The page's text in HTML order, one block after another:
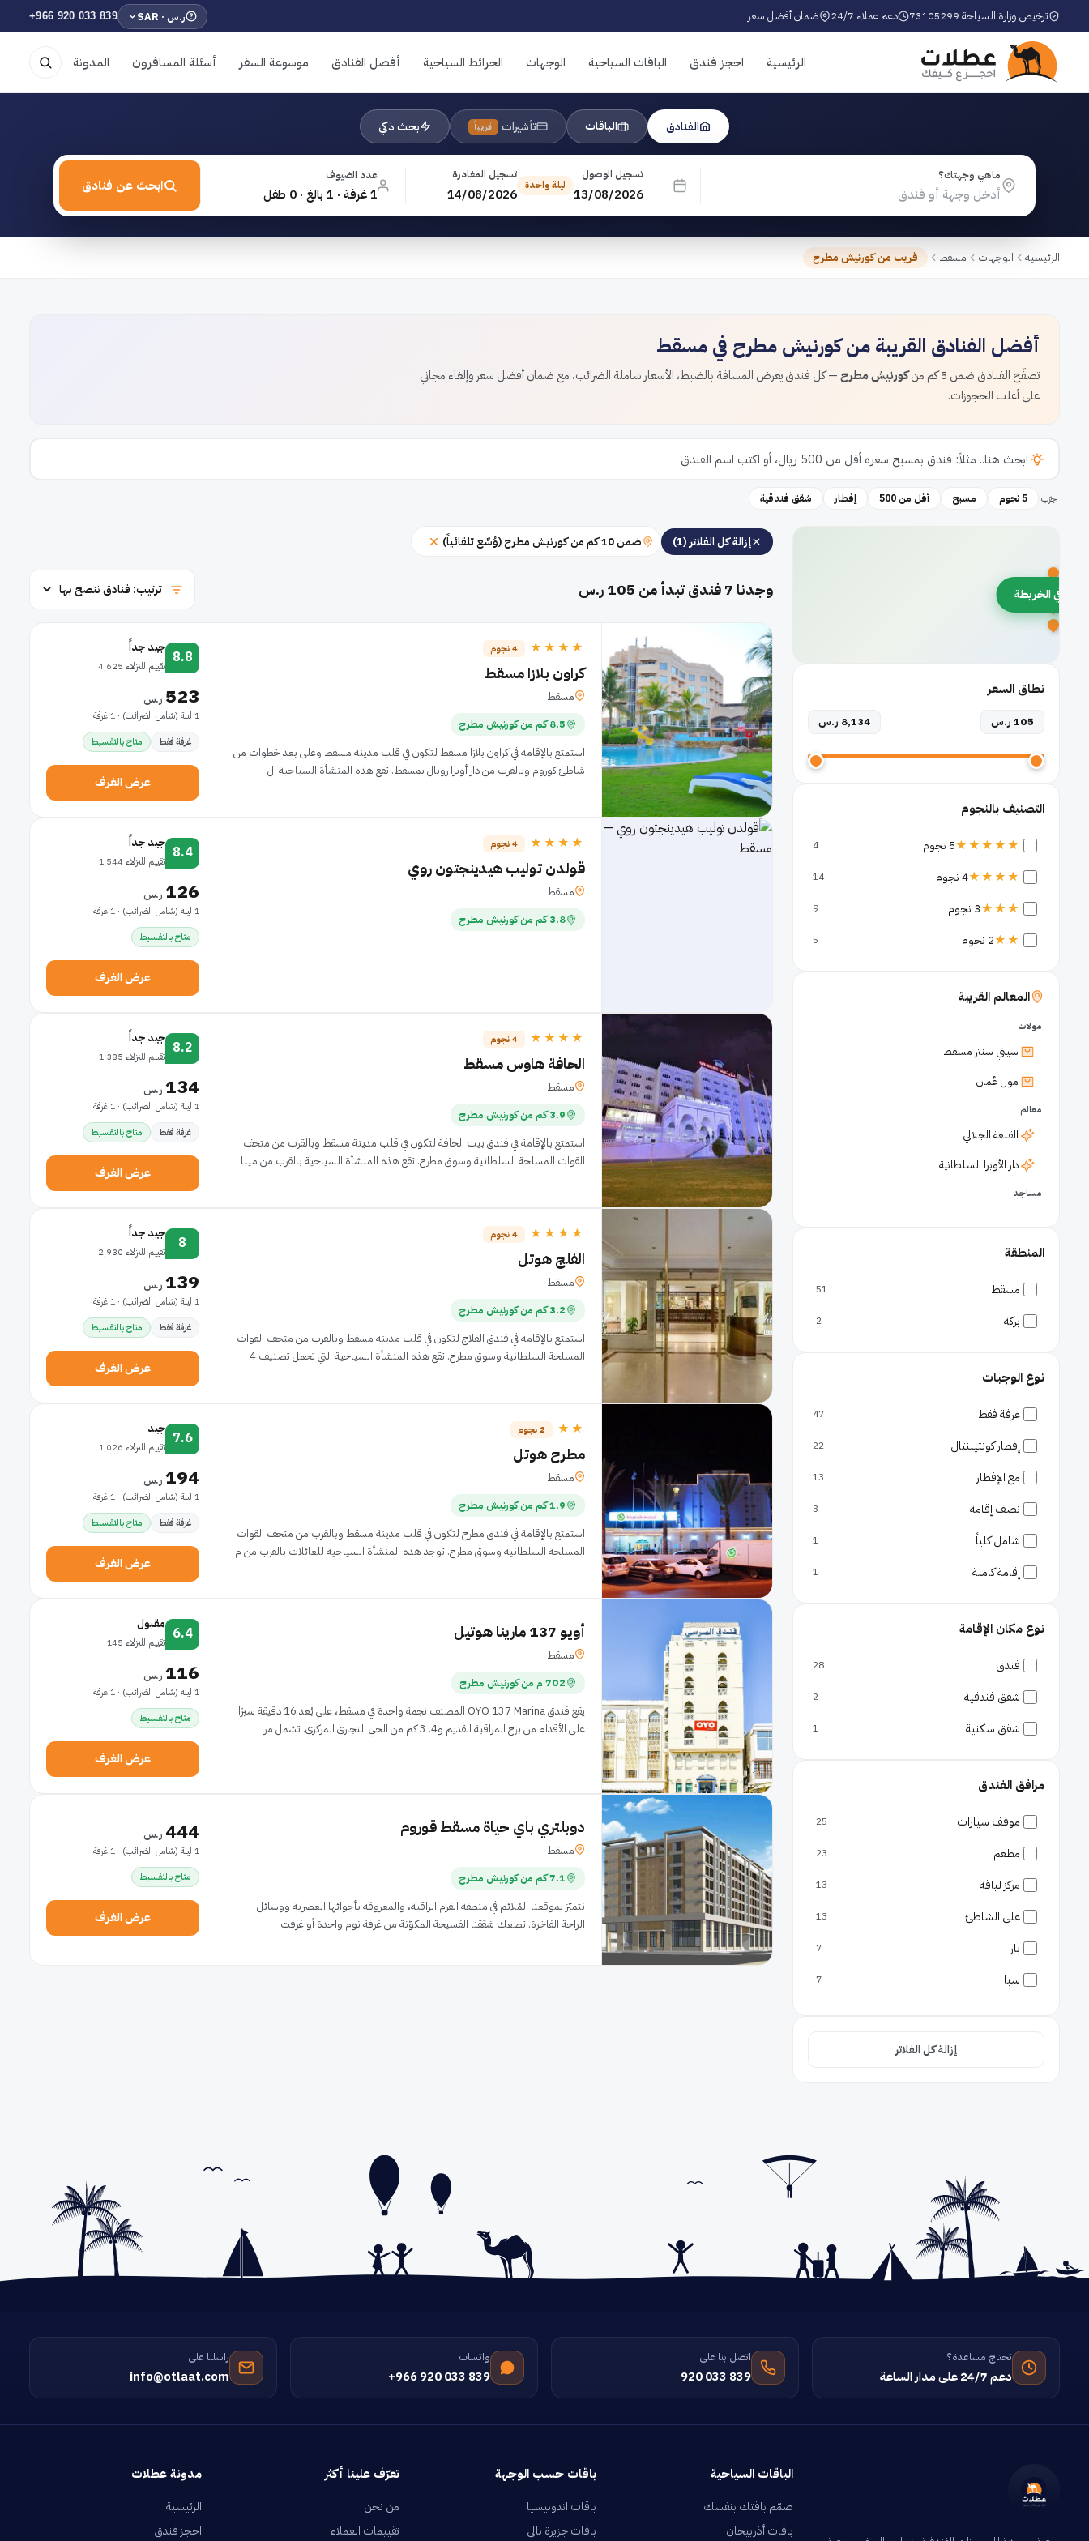
ترخيص وزارة السياحة 73105299 دعم عملاء 24/7 ضمان أفضل سعر ر.س · SAR +966 920 033 839
الرئيسية احجز فندق الباقات السياحية الوجهات الخرائط السياحية أفضل الفنادق موسوعة السفر أسئلة المسافرون المدونة
الفنادق الباقات تأشيرات قريباً بحث ذكي
ماهي وجهتك؟ تسجيل الوصول
13/08/2026
ليلة واحدة
تسجيل المغادرة
14/08/2026
عدد الضيوف
1 غرفة · 1 بالغ · 0 طفل ابحث عن فنادق
الرئيسية الوجهات مسقط قريب من كورنيش مطرح
أفضل الفنادق القريبة من كورنيش مطرح في مسقط
تصفّح الفنادق ضمن 5 كم من كورنيش مطرح— كل فندق يعرض المسافة بالضبط، الأسعار شاملة الضرائب، مع ضمان أفضل سعر وإلغاء مجاني
على أغلب الحجوزات.
جرّب: 5 نجوم مسبح أقل من 500 إفطار شقق فندقية
في الخريطة
نطاق السعر
105 ر.س 8,134 ر.س
التصنيف بالنجوم
★★★★★5 نجوم 4
★★★★4 نجوم 14
★★★3 نجوم 9
★★2 نجوم 5
المعالم القريبة
مولات
سيتي سنتر مسقط
مول عُمان
معالم
القلعة الجلالي
دار الأوبرا السلطانية
مساجد
أسواق
أحياء
القرم
وسط مسقط
شواطئ
كورنيش مطرح
المنطقة
مسقط 51
بركة 2
نوع الوجبات
غرفة فقط 47
إفطار كونتيننتال 22
مع الإفطار 13
نصف إقامة 3
شامل كلياً 1
إقامة كاملة 1
نوع مكان الإقامة
فندق 28
شقق فندقية 2
شقق سكنية 1
مرافق الفندق
موقف سيارات 25
مطعم 23
مركز لياقة 13
على الشاطئ 13
بار 7
سبا 7
مرافق لذوي الاحتياجات
إزالة كل الفلاتر
إزالة كل الفلاتر (1) ضمن 10 كم من كورنيش مطرح (وُسِّع تلقائياً)
وجدنا 7فندق تبدأ من 105 ر.س
★★★★ 4 نجوم
كراون بلازا مسقط
مسقط
8.5 كم من كورنيش مطرح
استمتع بالإقامة في كراون بلازا مسقط لتكون في قلب مدينة مسقط وعلى بعد خطوات من
شاطئ كوروم وبالقرب من دار أوبرا رويال بمسقط. تقع هذه المنشأة السياحية ال
8.8
جيد جداً
تقييم للنزلاء 4,625
523 ر.س
1 ليلة (شامل الضرائب) · 1 غرفة
غرفة فقط
متاح بالتقسيط
عرض الغرف
★★★★ 4 نجوم
قولدن توليب هيدينجتون روي
مسقط
3.8 كم من كورنيش مطرح
8.4
جيد جداً
تقييم للنزلاء 1,544
126 ر.س
1 ليلة (شامل الضرائب) · 1 غرفة
متاح بالتقسيط
عرض الغرف
★★★★ 4 نجوم
الحافة هاوس مسقط
مسقط
3.9 كم من كورنيش مطرح
استمتع بالإقامة في فندق بيت الحافة لتكون في قلب مدينة مسقط وبالقرب من متحف
القوات المسلحة السلطانية وسوق مطرح. تقع هذه المنشأة السياحية بالقرب من مينا
8.2
جيد جداً
تقييم للنزلاء 1,385
134 ر.س
1 ليلة (شامل الضرائب) · 1 غرفة
غرفة فقط
متاح بالتقسيط
عرض الغرف
★★★★ 4 نجوم
الفلج هوتل
مسقط
3.2 كم من كورنيش مطرح
استمتع بالإقامة في فندق الفلاج‎ لتكون في قلب مدينة مسقط وبالقرب من متحف القوات
المسلحة السلطانية وسوق مطرح. تقع هذه المنشأة السياحية التي تحمل تصنيف 4
8
جيد جداً
تقييم للنزلاء 2,930
139 ر.س
1 ليلة (شامل الضرائب) · 1 غرفة
غرفة فقط
متاح بالتقسيط
عرض الغرف
★★ 2 نجوم
مطرح هوتل
مسقط
1.9 كم من كورنيش مطرح
استمتع بالإقامة في فندق مطرح لتكون في قلب مدينة مسقط وبالقرب من متحف القوات
المسلحة السلطانية وسوق مطرح. توجد هذه المنشأة السياحية للعائلات بالقرب من م
7.6
جيد
تقييم للنزلاء 1,026
194 ر.س
1 ليلة (شامل الضرائب) · 1 غرفة
غرفة فقط
متاح بالتقسيط
عرض الغرف
أويو 137 مارينا هوتيل
مسقط
702 م من كورنيش مطرح
يقع فندق OYO 137 Marina المصنف نجمة واحدة في مسقط، على بُعد 16 دقيقة سيرًا
على الأقدام من برج المراقبة القديم و4. 3 كم من الحي التجاري المركزي. تشمل مر
6.4
مقبول
تقييم للنزلاء 145
116 ر.س
1 ليلة (شامل الضرائب) · 1 غرفة
متاح بالتقسيط
عرض الغرف
دوبلتري باي حياة مسقط قوروم
مسقط
7.1 كم من كورنيش مطرح
نتميّز بموقعنا المُلائم في منطقة القرم الراقية، والمعروفة بأجوائها العصرية ووسائل
الراحة الفاخرة. تضعك شققنا الفسيحة المكوّنة من غرفة نوم واحدة أو غرفت
444 ر.س
1 ليلة (شامل الضرائب) · 1 غرفة
متاح بالتقسيط
عرض الغرف
تحتاج مساعدة؟
دعم 24/7 على مدار الساعة
اتصل بنا على
920 033 839
واتساب
+966 920 033 839
راسلنا على
info@otlaat.com
الباقات السياحية
صمّم باقتك بنفسك
باقات أذربيجان
باقات حسب الوجهة
باقات اندونيسيا
باقات جزيرة بالي
تعرّف علينا أكثر
من نحن
تقييمات العملاء
مدونة عطلات
الرئيسية
احجز فندق